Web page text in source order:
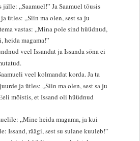
jälle: „Saamuel!” Ja Saamuel tõusis
ütles: „Siin ma olen, sest sa ju
vastas: „Mina pole sind hüüdnud,
heida magama!”
veel Issandat ja Issanda sõna ei
veel kolmandat korda. Ja ta
ja ütles: „Siin ma olen, sest sa ju
mõistis, et Issand oli hüüdnud
„Mine heida magama, ja kui
Issand, räägi, sest su sulane kuuleb!”